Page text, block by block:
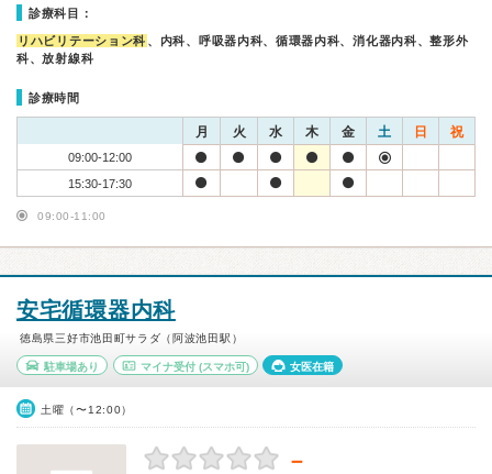
診療科目：
リハビリテーション科 、内科、呼吸器内科、循環器内科、消化器内科、整形外
科、放射線科
診療時間
月 火 水 木 金 土 日 祝
09:00-12:00
15:30-17:30
09:00-11:00
安宅循環器内科
徳島県三好市池田町サラダ（阿波池田駅）
駐車場あり マイナ受付(スマホ可) 女医在籍
土曜（〜12:00）
－